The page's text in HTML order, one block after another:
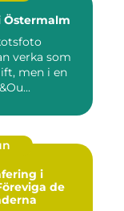
Östermalm
verka som
men i en
i
de